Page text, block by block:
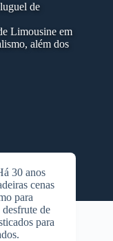
de
Limousine em
além dos
30 anos
cenas
para
de
para